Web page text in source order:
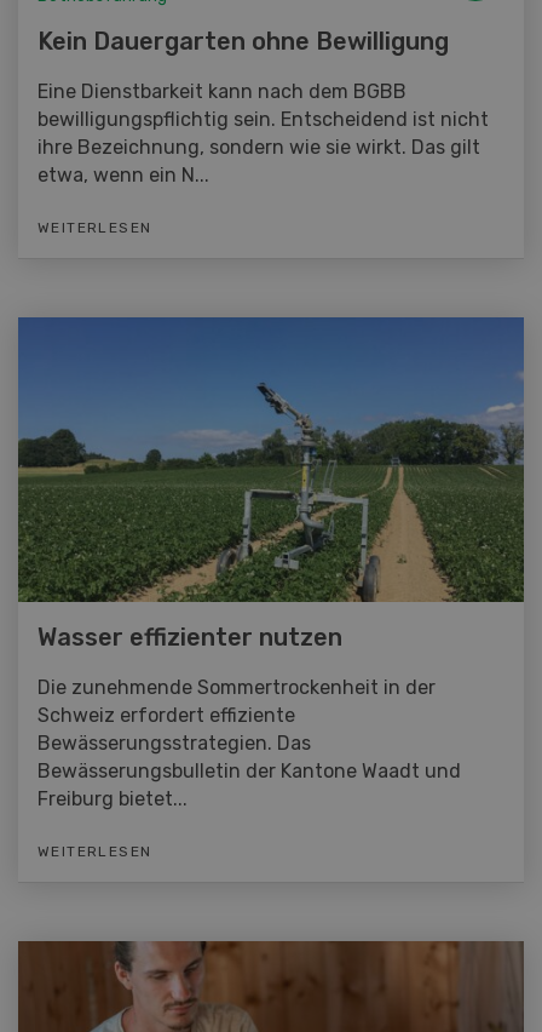
Kein Dauergarten ohne Bewilligung
Eine Dienstbarkeit kann nach dem BGBB
bewilligungspflichtig sein. Entscheidend ist nicht
ihre Bezeichnung, sondern wie sie wirkt. Das gilt
etwa, wenn ein N...
WEITERLESEN
Wasser effizienter nutzen
Die zunehmende Sommertrockenheit in der
Schweiz erfordert effiziente
Bewässerungsstrategien. Das
Bewässerungsbulletin der Kantone Waadt und
Freiburg bietet...
WEITERLESEN